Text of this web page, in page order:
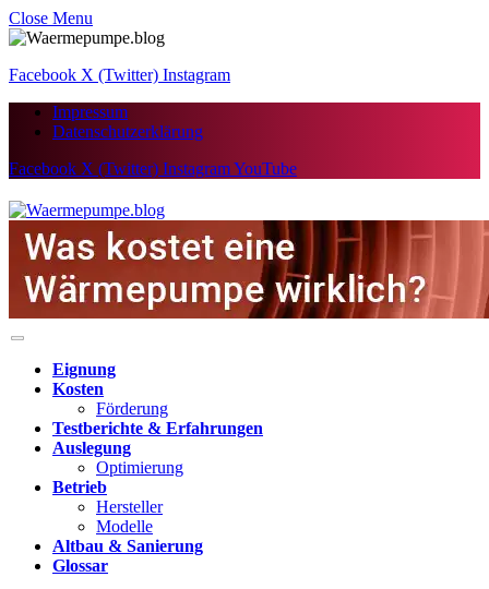
Close Menu
Facebook X (Twitter) Instagram
Impressum
Datenschutzerklärung
Facebook X (Twitter) InstagramYouTube
Eignung
Kosten
Förderung
Testberichte & Erfahrungen
Auslegung
Optimierung
Betrieb
Hersteller
Modelle
Altbau & Sanierung
Glossar